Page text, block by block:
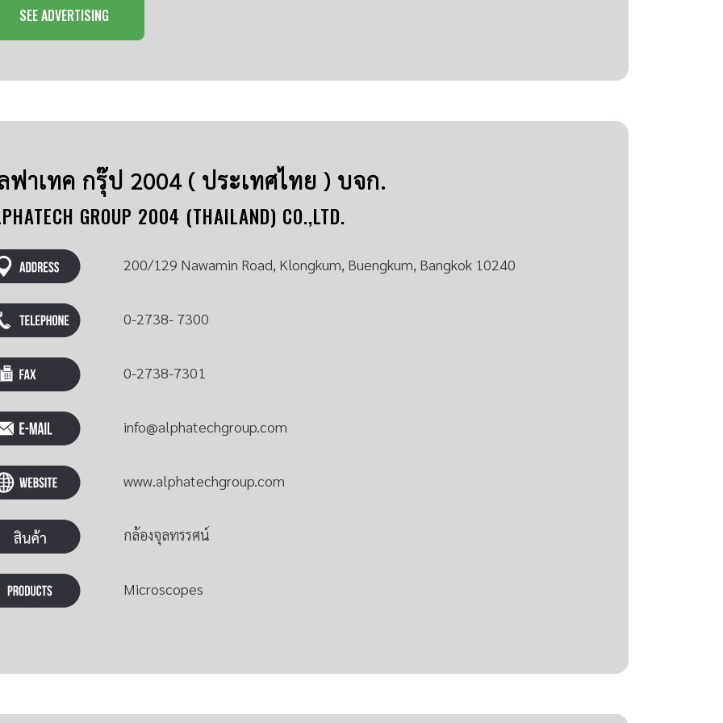
SEE ADVERTISING
ฟาเทค กรุ๊ป 2004 ( ประเทศไทย ) บจก.
GROUP 2004 (THAILAND) CO.,LTD.
200/129 Nawamin Road, Klongkum, Buengkum, Bangkok 10240
0-2738- 7300
0-2738-7301
info@alphatechgroup.com
www.alphatechgroup.com
กล้องจุลทรรศน์
Microscopes